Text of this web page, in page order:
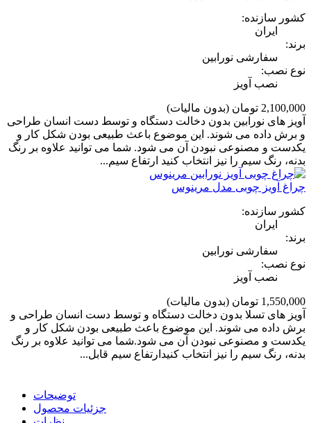
کشور سازنده:
ایران
برند:
سفارشی نورابین
نوع نصب:
نصب آویز
2,100,000 تومان
(بدون مالیات)
آویز های نورابین بدون دخالت دستگاه و توسط دست انسان طراحی
و برش داده می شوند. این موضوع باعث طبیعی بودن شکل کار و
یکدست و مصنوعی نبودن آن می شود. شما می توانید علاوه بر رنگ
بدنه، رنگ سیم را نیز انتخاب کنید ارتفاع سیم...
چراغ آویز چوبی مدل مرینوس
کشور سازنده:
ایران
برند:
سفارشی نورابین
نوع نصب:
نصب آویز
1,550,000 تومان
(بدون مالیات)
آویز های تسلا بدون دخالت دستگاه و توسط دست انسان طراحی و
برش داده می شوند. این موضوع باعث طبیعی بودن شکل کار و
یکدست و مصنوعی نبودن آن می شود.شما می توانید علاوه بر رنگ
بدنه، رنگ سیم را نیز انتخاب کنیدارتفاع سیم قابل...
توضیحات
جزئیات محصول